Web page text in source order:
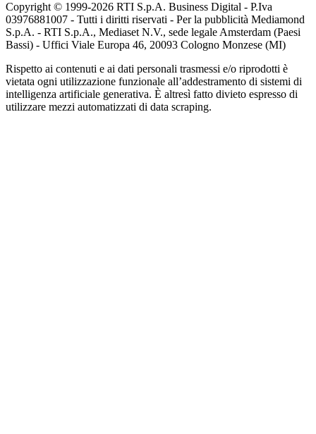
Copyright © 1999-2026 RTI S.p.A. Business Digital - P.Iva
03976881007 - Tutti i diritti riservati - Per la pubblicità Mediamond
S.p.A. - RTI S.p.A., Mediaset N.V., sede legale Amsterdam (Paesi
Bassi) - Uffici Viale Europa 46, 20093 Cologno Monzese (MI)
Rispetto ai contenuti e ai dati personali trasmessi e/o riprodotti è
vietata ogni utilizzazione funzionale all’addestramento di sistemi di
intelligenza artificiale generativa. È altresì fatto divieto espresso di
utilizzare mezzi automatizzati di data scraping.